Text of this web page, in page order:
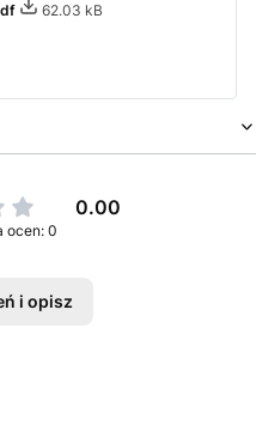
62.03 kB
0.00
ocen: 0
i opisz